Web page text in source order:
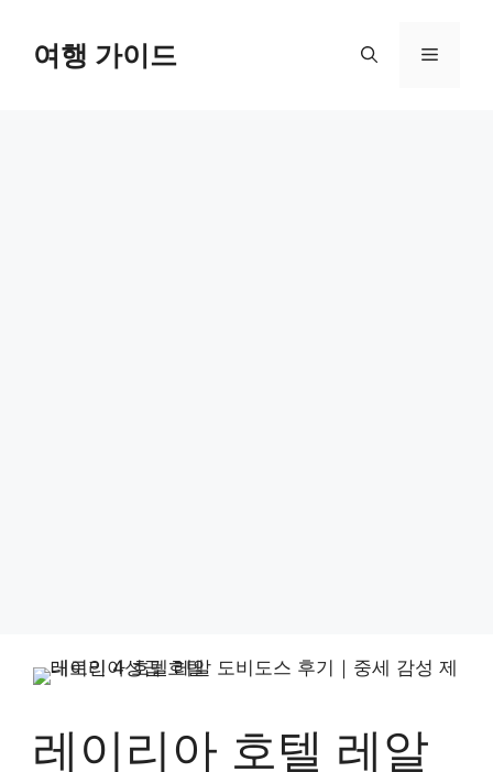
여행 가이드 메
레이리아 호텔 레알